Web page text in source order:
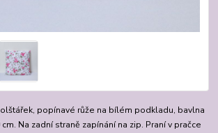
popínavé růže na bílém podkladu, bavlna
Na zadní straně zapínání na zip. Praní v pračce